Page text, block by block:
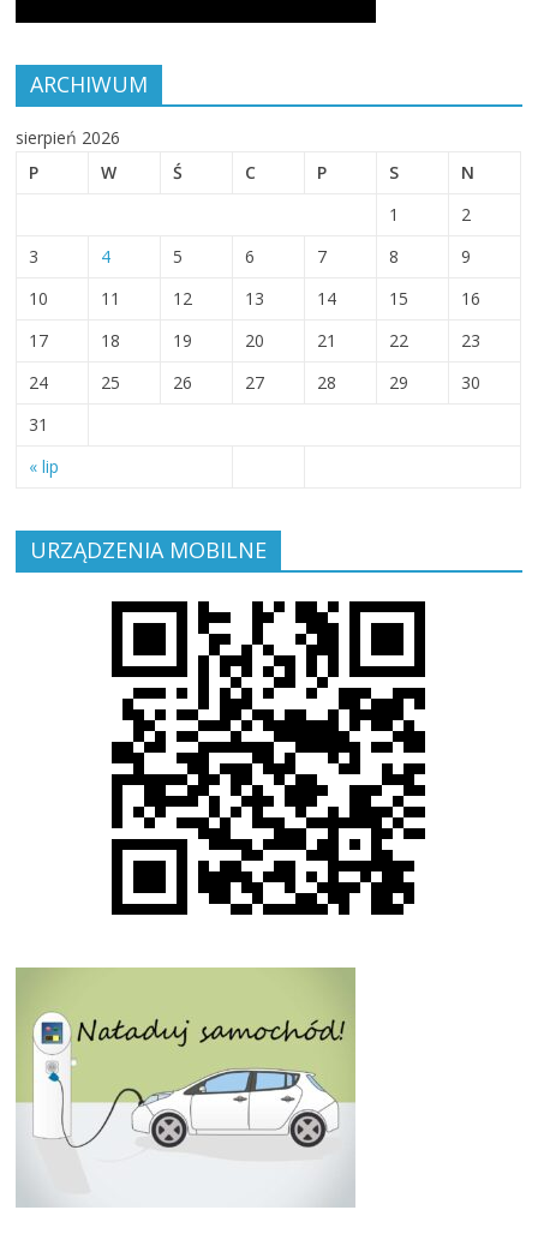
ARCHIWUM
sierpień 2026
P
W Ś C P S N
« lip
1
2
3
4 5 6 7 8
9
10
11 12 13 14 15
16
17
18 19 20 21 22
23
24
25 26 27 28 29
30
31
URZĄDZENIA MOBILNE